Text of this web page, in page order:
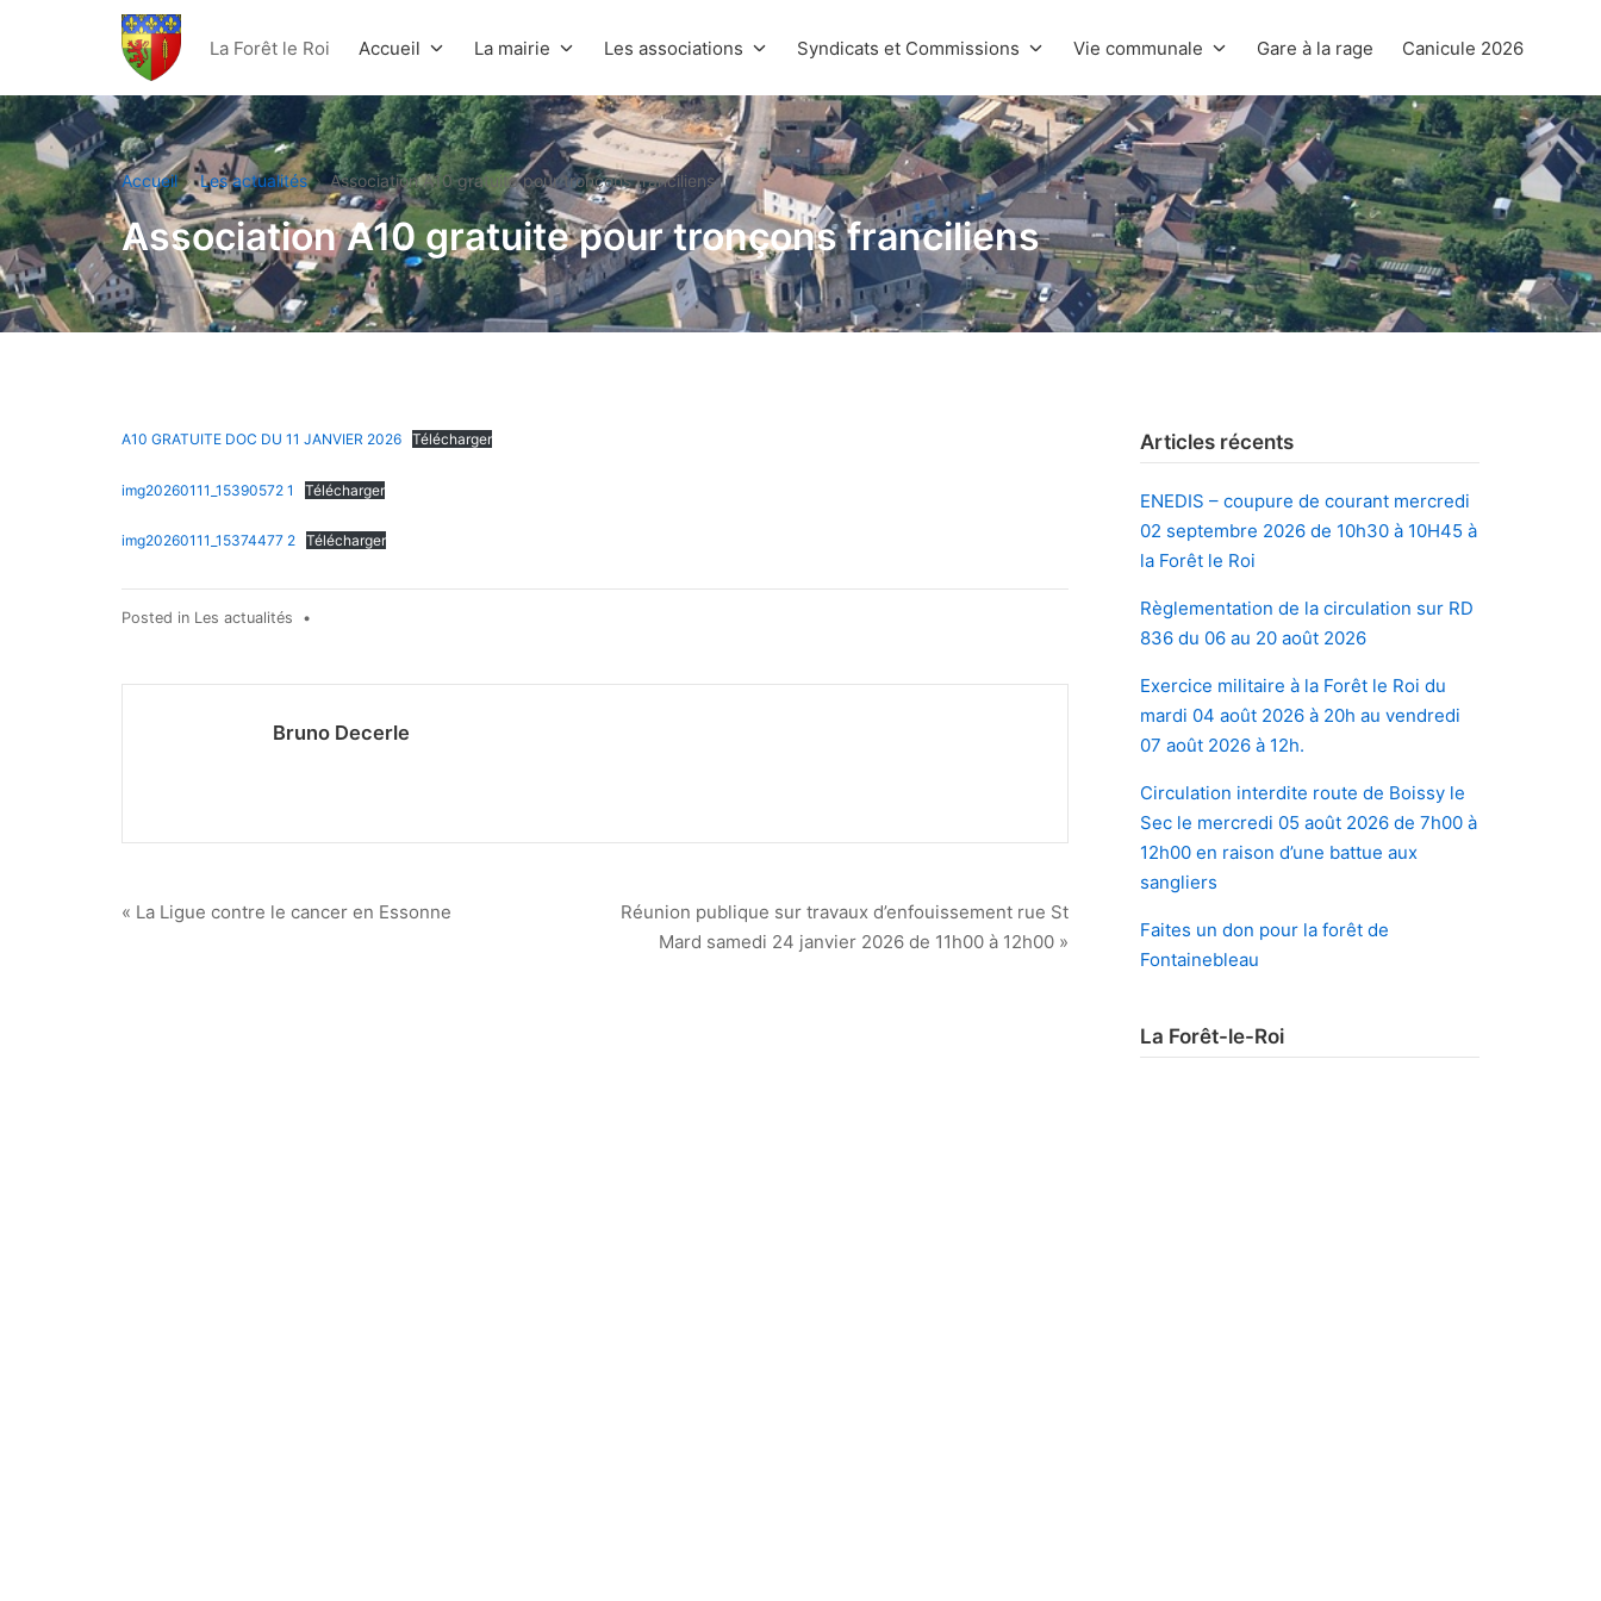
La Forêt Le Roi
La Forêt le Roi Accueil La mairie Les associations Syndicats et Commissions Vie communale Gare à la rage Canicule 2026
Accueil Les actualités Association A10 gratuite pour tronçons franciliens
Association A10 gratuite pour tronçons franciliens
A10 GRATUITE DOC DU 11 JANVIER 2026 Télécharger
img20260111_15390572 1 Télécharger
img20260111_15374477 2 Télécharger
Posted in Les actualités •
Bruno Decerle
Navigation
Réunion publique sur travaux d’enfouissement rue St
Mard samedi 24 janvier 2026 de 11h00 à 12h00 »
« La Ligue contre le cancer en Essonne
Articles récents
ENEDIS – coupure de courant mercredi
02 septembre 2026 de 10h30 à 10H45 à
la Forêt le Roi
Règlementation de la circulation sur RD
836 du 06 au 20 août 2026
Exercice militaire à la Forêt le Roi du
mardi 04 août 2026 à 20h au vendredi
07 août 2026 à 12h.
Circulation interdite route de Boissy le
Sec le mercredi 05 août 2026 de 7h00 à
12h00 en raison d’une battue aux
sangliers
Faites un don pour la forêt de
Fontainebleau
La Forêt-le-Roi